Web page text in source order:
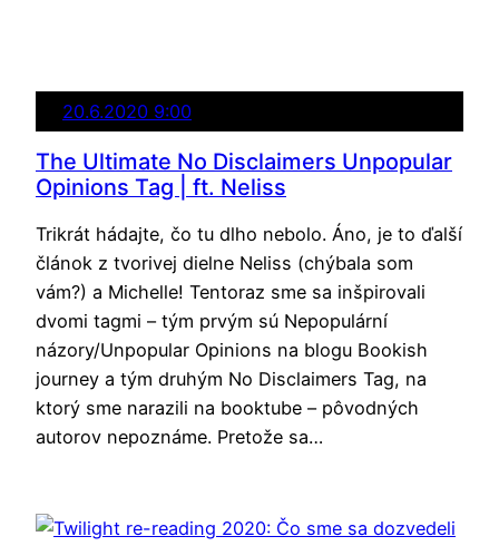
20.6.2020 9:00
The Ultimate No Disclaimers Unpopular
Opinions Tag | ft. Neliss
Trikrát hádajte, čo tu dlho nebolo. Áno, je to ďalší
článok z tvorivej dielne Neliss (chýbala som
vám?) a Michelle! Tentoraz sme sa inšpirovali
dvomi tagmi – tým prvým sú Nepopulární
názory/Unpopular Opinions na blogu Bookish
journey a tým druhým No Disclaimers Tag, na
ktorý sme narazili na booktube – pôvodných
autorov nepoznáme. Pretože sa…